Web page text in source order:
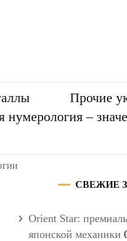
Прочие
нумерология –
СВЕЖИЕ
Orient Star:
японской механики